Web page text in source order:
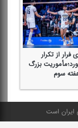
فرار از تكرار
بزرگ
سوم
است